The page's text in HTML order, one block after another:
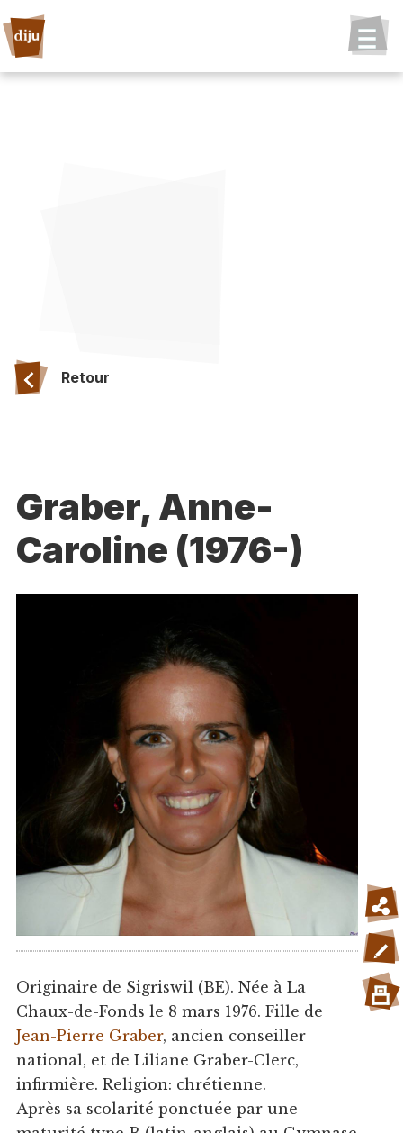
Retour
Graber, Anne-
Caroline (1976-)
Originaire de Sigriswil (BE). Née à La
Chaux-de-Fonds le 8 mars 1976. Fille de
Jean-Pierre Graber, ancien conseiller
national, et de Liliane Graber-Clerc,
infirmière. Religion: chrétienne.
Après sa scolarité ponctuée par une